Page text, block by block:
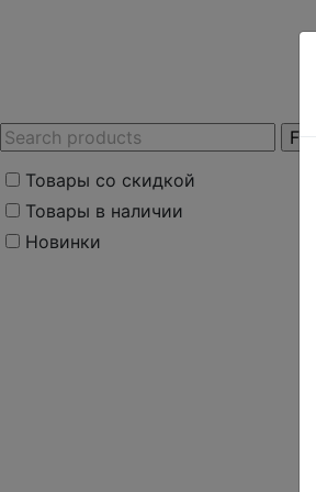
Товары со скидкой
Товары в наличии
Новинки